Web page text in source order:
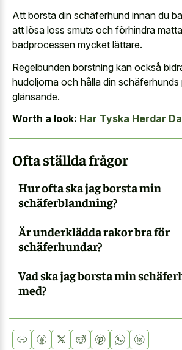
Att borsta din schäferhund innan du
att lösa loss smuts och förhindra
badprocessen mycket lättare.
Regelbunden borstning kan också
hudoljorna och hålla din
glänsande.
Worth a look: Har Tyska Herdar
Ofta ställda frågor
Hur ofta ska jag borsta min
schäferblandning?
Är underklädda rakor bra för
schäferhundar?
Vad ska jag borsta min
med?